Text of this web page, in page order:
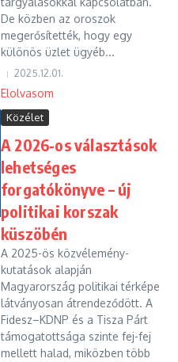
De közben az oroszok
megerősítették, hogy egy
különös üzlet ügyéb...
2025.12.01.
Elolvasom
Közélet
A 2026-os választások
lehetséges
forgatókönyve – új
politikai korszak
küszöbén
A 2025-ös közvélemény-
kutatások alapján
Magyarország politikai térképe
látványosan átrendeződött. A
Fidesz–KDNP és a Tisza Párt
támogatottsága szinte fej-fej
mellett halad, miközben több